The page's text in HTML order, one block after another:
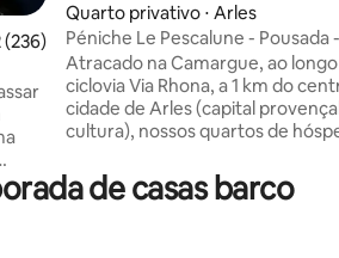
uma avaliação média de 5, 236
(236)
até
Quarto privativo ⋅ Arles
Péniche Le Pescalune - Pousada -
Natureza
Atracado na Camargue, ao
ciclovia Via Rhona, a 1 km do
cidade de Arles (capital
cultura), nossos quartos de
imperdíveis a pé. Descubra a cidade,
seus museus, seus 8
de casas barco